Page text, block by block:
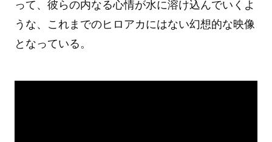
って、彼らの内なる心情が水に溶け込んでいくよ
うな、これまでのヒロアカにはない幻想的な映像
となっている。